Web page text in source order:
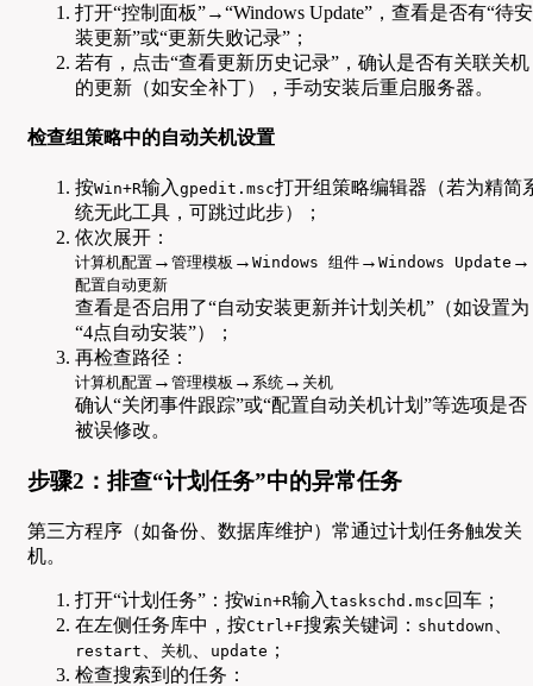
打开“控制面板”→“Windows Update”，查看是否有“待安
装更新”或“更新失败记录”；
若有，点击“查看更新历史记录”，确认是否有关联关机
的更新（如安全补丁），手动安装后重启服务器。
检查组策略中的自动关机设置
按Win+R输入 gpedit.msc打开组策略编辑器（若为精简
统无此工具，可跳过此步）；
依次展开：
计算机配置 → 管理模板 → Windows 组件 → Windows Update →
配置自动更新
查看是否启用了“自动安装更新并计划关机”（如设置为
“4点自动安装”）；
再检查路径：
计算机配置 → 管理模板 → 系统 → 关机
确认“关闭事件跟踪”或“配置自动关机计划”等选项是否
被误修改。
步骤2：排查“计划任务”中的异常任务
第三方程序（如备份、数据库维护）常通过计划任务触发关
机。
打开“计划任务”：按Win+R输入 taskschd.msc 回车；
在左侧任务库中，按Ctrl+F搜索关键词： shutdown
restart 关机 update ；
检查搜索到的任务：